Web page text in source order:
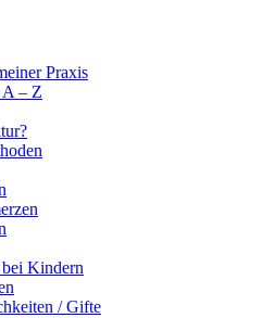
Praxis
– Z
Kindern
/ Gifte